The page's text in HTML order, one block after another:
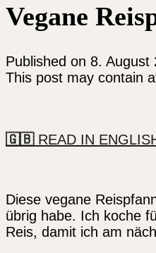
Vegane
Published on 8. August
This post may contain
🇬🇧READ IN
Diese vegane
übrig habe. Ich koche
Reis, damit ich am